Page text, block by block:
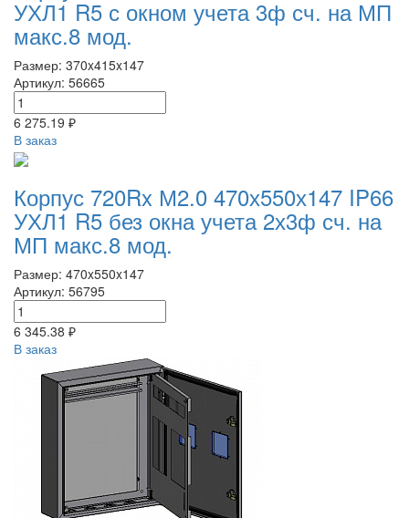
УХЛ1 R5 с окном учета 3ф сч. на МП
макс.8 мод.
Размер: 370x415x147
Артикул: 56665
6 275.19 ₽
В заказ
Корпус 720Rx М2.0 470х550х147 IP66
УХЛ1 R5 без окна учета 2х3ф сч. на
МП макс.8 мод.
Размер: 470x550x147
Артикул: 56795
6 345.38 ₽
В заказ